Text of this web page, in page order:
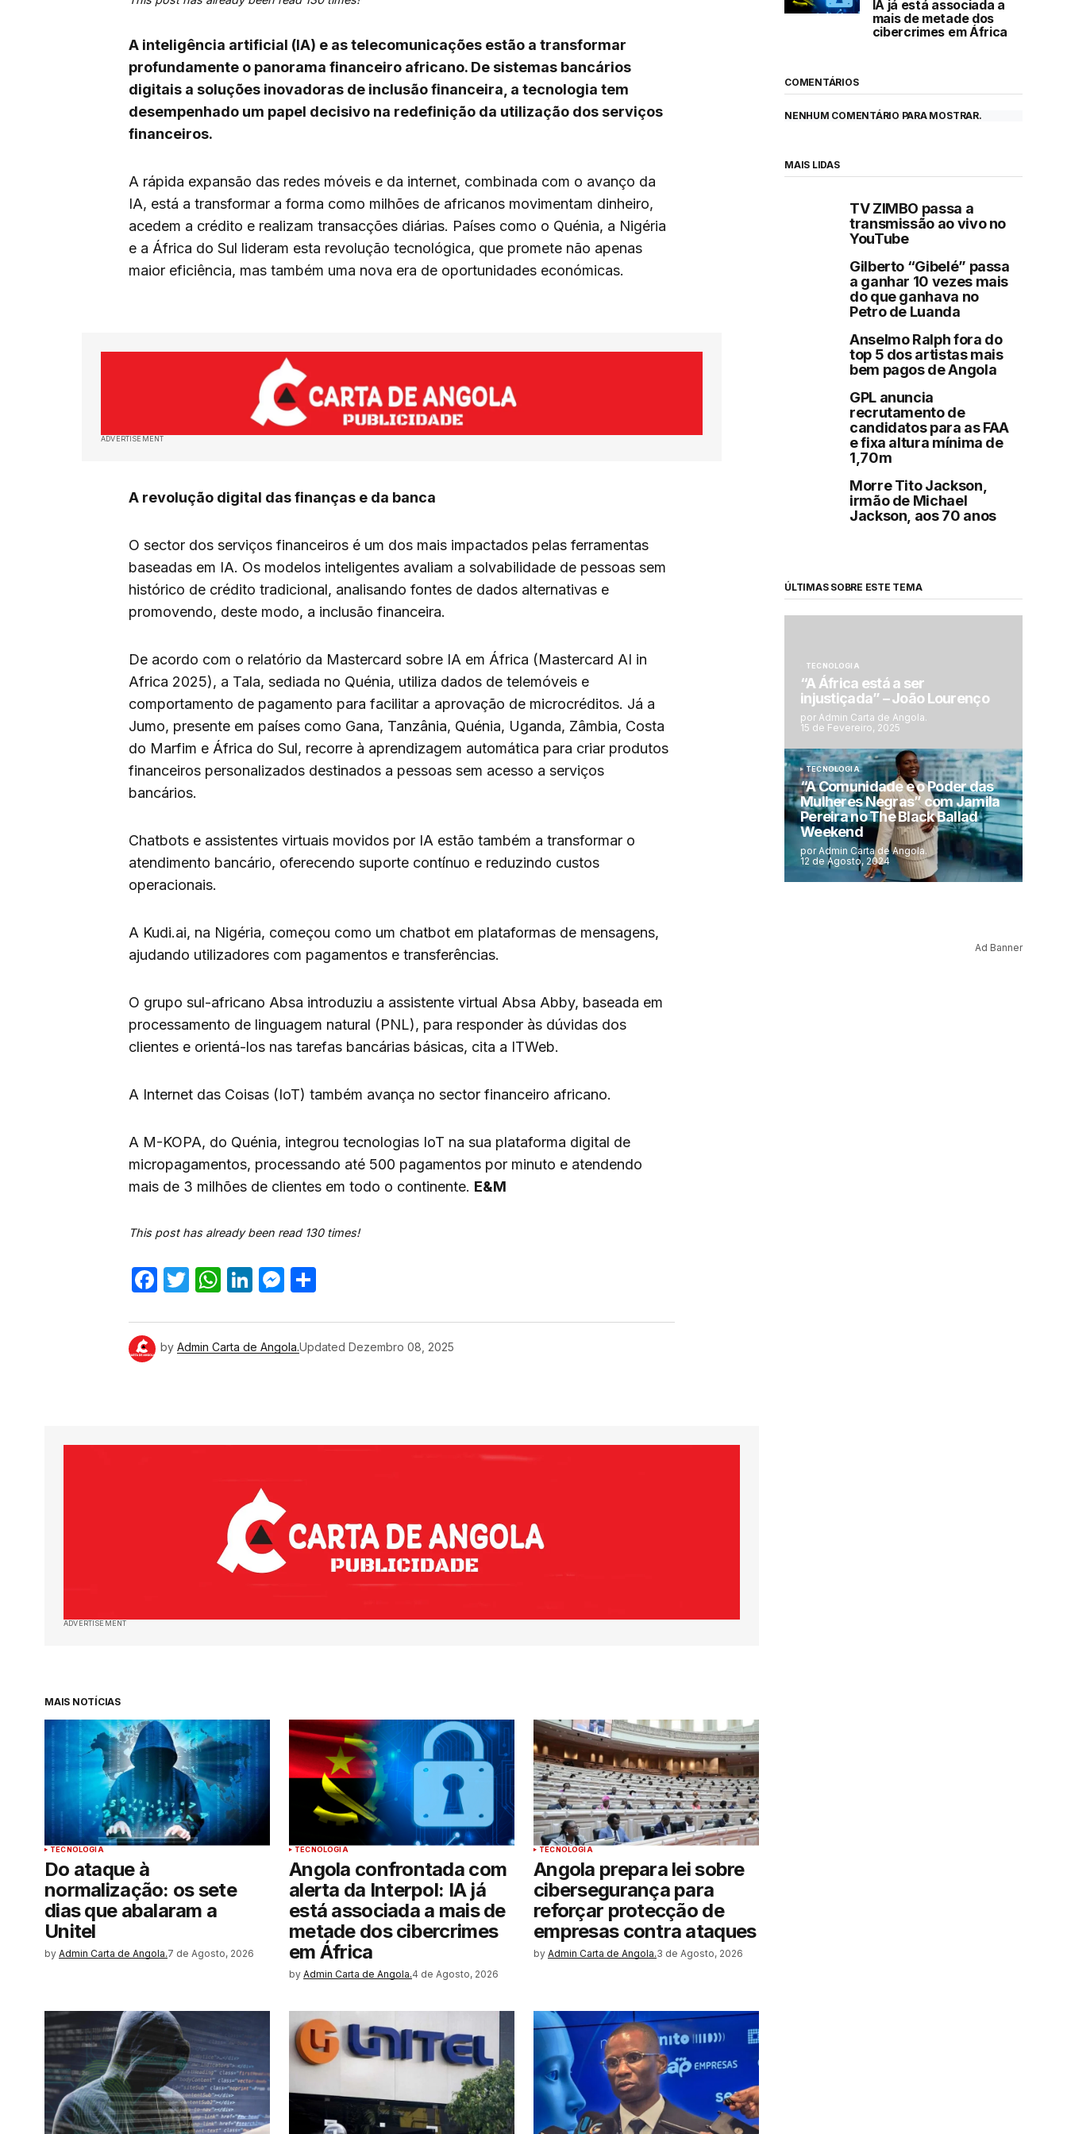
A inteligência artificial (IA) e as telecomunicações estão a transformar
profundamente o panorama financeiro africano. De sistemas bancários
digitais a soluções inovadoras de inclusão financeira, a tecnologia tem
desempenhado um papel decisivo na redefinição da utilização dos serviços
financeiros.
A rápida expansão das redes móveis e da internet, combinada com o avanço da
IA, está a transformar a forma como milhões de africanos movimentam dinheiro,
acedem a crédito e realizam transacções diárias. Países como o Quénia, a Nigéria
e a África do Sul lideram esta revolução tecnológica, que promete não apenas
maior eficiência, mas também uma nova era de oportunidades económicas.
ADVERTISEMENT
A revolução digital das finanças e da banca
O sector dos serviços financeiros é um dos mais impactados pelas ferramentas
baseadas em IA. Os modelos inteligentes avaliam a solvabilidade de pessoas sem
histórico de crédito tradicional, analisando fontes de dados alternativas e
promovendo, deste modo, a inclusão financeira.
De acordo com o relatório da Mastercard sobre IA em África (Mastercard AI in
Africa 2025), a Tala, sediada no Quénia, utiliza dados de telemóveis e
comportamento de pagamento para facilitar a aprovação de microcréditos. Já a
Jumo, presente em países como Gana, Tanzânia, Quénia, Uganda, Zâmbia, Costa
do Marfim e África do Sul, recorre à aprendizagem automática para criar produtos
financeiros personalizados destinados a pessoas sem acesso a serviços
bancários.
Chatbots e assistentes virtuais movidos por IA estão também a transformar o
atendimento bancário, oferecendo suporte contínuo e reduzindo custos
operacionais.
A Kudi.ai, na Nigéria, começou como um chatbot em plataformas de mensagens,
ajudando utilizadores com pagamentos e transferências.
O grupo sul-africano Absa introduziu a assistente virtual Absa Abby, baseada em
processamento de linguagem natural (PNL), para responder às dúvidas dos
clientes e orientá-los nas tarefas bancárias básicas, cita a ITWeb.
A Internet das Coisas (IoT) também avança no sector financeiro africano.
A M-KOPA, do Quénia, integrou tecnologias IoT na sua plataforma digital de
micropagamentos, processando até 500 pagamentos por minuto e atendendo
mais de 3 milhões de clientes em todo o continente. E&M
This post has already been read 130 times!
Facebook
Twitter
WhatsApp
LinkedIn
Messenger
by Admin Carta de Angola.Updated Dezembro 08, 2025
ADVERTISEMENT
MAIS NOTÍCIAS
TECNOLOGIA
Do ataque à
normalização: os sete
dias que abalaram a
Unitel
by Admin Carta de Angola.7 de Agosto, 2026
TECNOLOGIA
Angola confrontada com
alerta da Interpol: IA já
está associada a mais de
metade dos cibercrimes
em África
by Admin Carta de Angola.4 de Agosto, 2026
TECNOLOGIA
Angola prepara lei sobre
cibersegurança para
reforçar protecção de
empresas contra ataques
by Admin Carta de Angola.3 de Agosto, 2026
IA já está associada a
mais de metade dos
cibercrimes em África
COMENTÁRIOS
NENHUM COMENTÁRIO PARA MOSTRAR.
MAIS LIDAS
TV ZIMBO passa a
transmissão ao vivo no
YouTube
Gilberto “Gibelé” passa
a ganhar 10 vezes mais
do que ganhava no
Petro de Luanda
Anselmo Ralph fora do
top 5 dos artistas mais
bem pagos de Angola
GPL anuncia
recrutamento de
candidatos para as FAA
e fixa altura mínima de
1,70m
Morre Tito Jackson,
irmão de Michael
Jackson, aos 70 anos
ÚLTIMAS SOBRE ESTE TEMA
TECNOLOGIA
“A África está a ser
injustiçada” – João Lourenço
por Admin Carta de Angola.
15 de Fevereiro, 2025
TECNOLOGIA
“A Comunidade e o Poder das
Mulheres Negras” com Jamila
Pereira no The Black Ballad
Weekend
por Admin Carta de Angola.
12 de Agosto, 2024
Ad Banner